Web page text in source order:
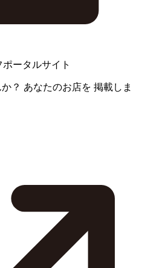
ータルサイト
？ あなたのお店を 掲載しま